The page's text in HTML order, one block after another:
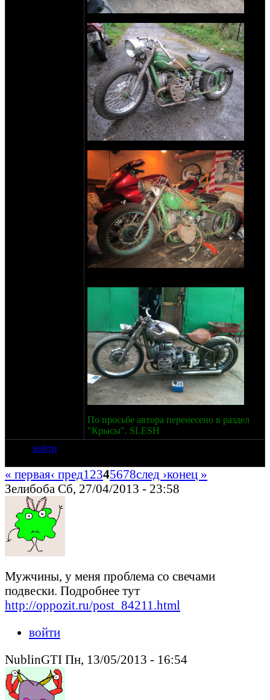
По просьбе автора перенесено в раздел
"Крысы". SLESH
войти
« первая‹ пред1 2345678след ›конец »
Зелибоба Сб, 27/04/2013 - 23:58
Мужчины, у меня проблема со свечами
подвески. Подробнее тут
http://oppozit.ru/post_84211.html
войти
NublinGTI Пн, 13/05/2013 - 16:54